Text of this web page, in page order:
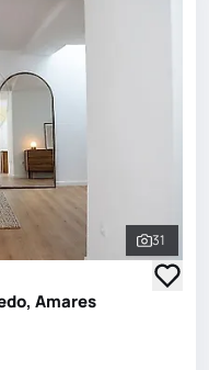
Ver
31
Amares